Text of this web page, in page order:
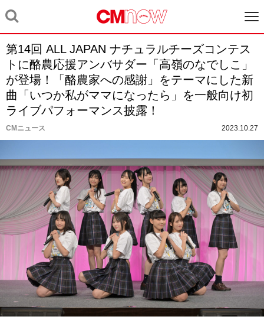
第14回 ALL JAPAN ナチュラルチーズコンテス
トに酪農応援アンバサダー「高嶺のなでしこ」
が登場！「酪農家への感謝」をテーマにした新
曲「いつか私がママになったら」を一般向け初
ライブパフォーマンス披露！
CMニュース 2023.10.27